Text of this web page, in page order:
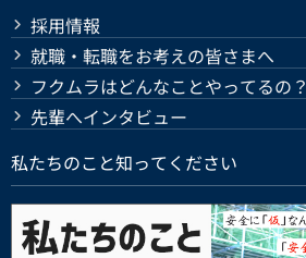
採用情報
就職・転職をお考えの皆さまへ
フクムラはどんなことやってるの？
先輩へインタビュー
私たちのこと知ってください